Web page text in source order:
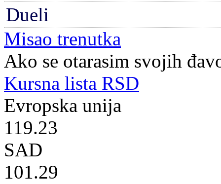
Dueli
Misao trenutka
Ako se otarasim svojih
Kursna lista RSD
Evropska unija
119.23
SAD
101.29